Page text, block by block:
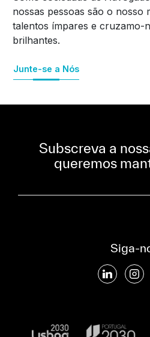
nossas pessoas são o nosso
talentos ímpares e cruzamo-
brilhantes.
Junte-se a Nós
Subscreva a
queremos
Subscreva a nossa Newsletter
Siga-